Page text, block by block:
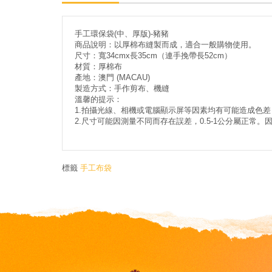
手工環保袋(中、厚版)-豬豬
商品說明：以厚棉布縫製而成，適合一般購物使用。
尺寸：寬34cmx長35cm（連手挽帶長52cm）
材質：厚棉布
產地：澳門 (MACAU)
製造方式：手作剪布、機縫
溫馨的提示：
1.拍攝光線、相機或電腦顯示屏等因素均有可能造成色
2.尺寸可能因測量不同而存在誤差，0.5-1公分屬正常。
標籤 手工布袋